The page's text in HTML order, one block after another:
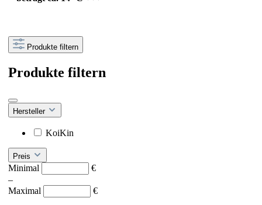
Produkte filtern
Produkte filtern
Hersteller
KoiKin
Preis
Minimal
€
–
Maximal
€